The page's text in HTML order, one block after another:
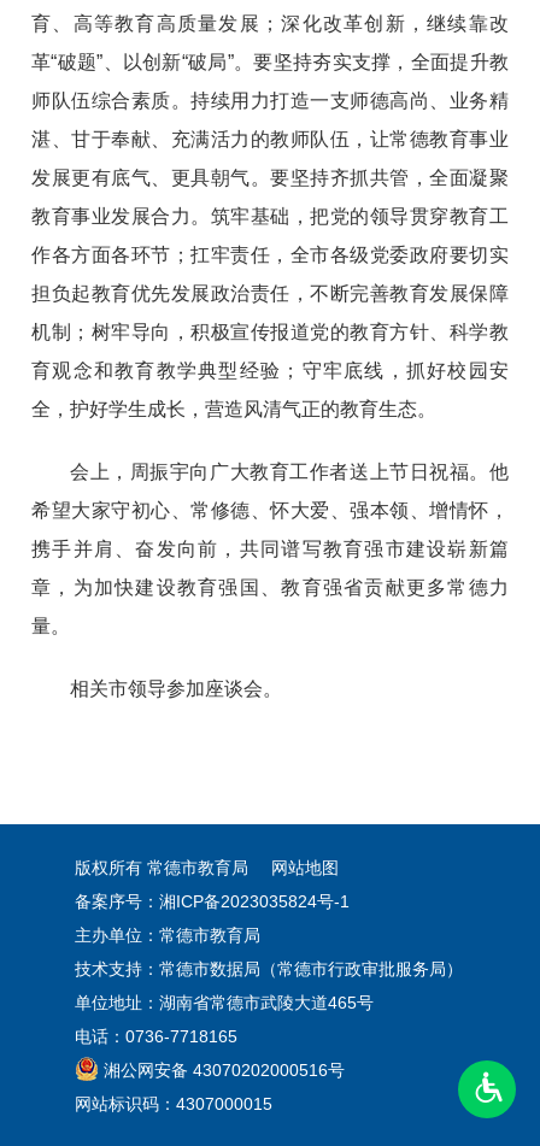
育、高等教育高质量发展；深化改革创新，继续靠改
革“破题”、以创新“破局”。要坚持夯实支撑，全面提升教
师队伍综合素质。持续用力打造一支师德高尚、业务精
湛、甘于奉献、充满活力的教师队伍，让常德教育事业
发展更有底气、更具朝气。要坚持齐抓共管，全面凝聚
教育事业发展合力。筑牢基础，把党的领导贯穿教育工
作各方面各环节；扛牢责任，全市各级党委政府要切实
担负起教育优先发展政治责任，不断完善教育发展保障
机制；树牢导向，积极宣传报道党的教育方针、科学教
育观念和教育教学典型经验；守牢底线，抓好校园安
全，护好学生成长，营造风清气正的教育生态。
会上，周振宇向广大教育工作者送上节日祝福。他
希望大家守初心、常修德、怀大爱、强本领、增情怀，
携手并肩、奋发向前，共同谱写教育强市建设崭新篇
章，为加快建设教育强国、教育强省贡献更多常德力
量。
相关市领导参加座谈会。
版权所有 常德市教育局
网站地图
备案序号： 湘ICP备2023035824号-1
主办单位：常德市教育局
技术支持：常德市数据局（常德市行政审批服务局）
单位地址：湖南省常德市武陵大道465号
电话：0736-7718165
湘公网安备 43070202000516号
网站标识码：4307000015